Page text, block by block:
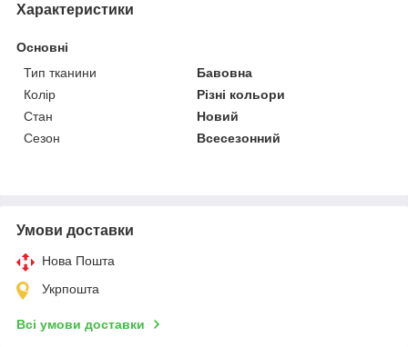
Характеристики
Основні
Тип тканини
Бавовна
Колір
Різні кольори
Стан
Новий
Сезон
Всесезонний
Умови доставки
Нова Пошта
Укрпошта
Всі умови доставки